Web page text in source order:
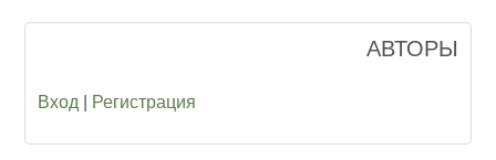
АВТОРЫ
Вход Регистрация